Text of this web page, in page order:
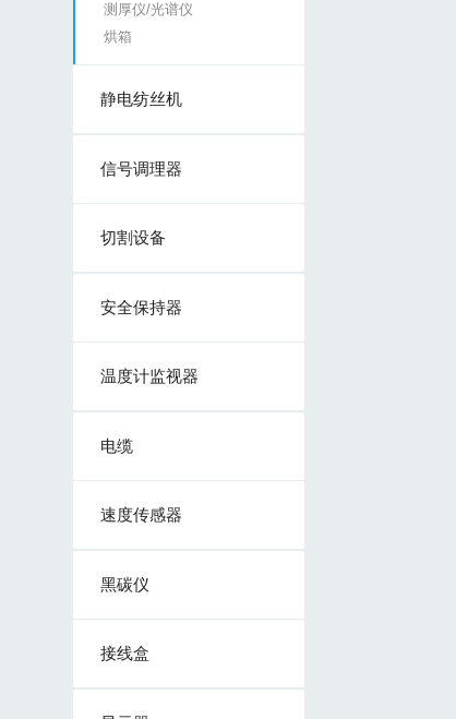
测厚仪/光谱仪
烘箱
静电纺丝机
信号调理器
切割设备
安全保持器
温度计监视器
电缆
速度传感器
黑碳仪
接线盒